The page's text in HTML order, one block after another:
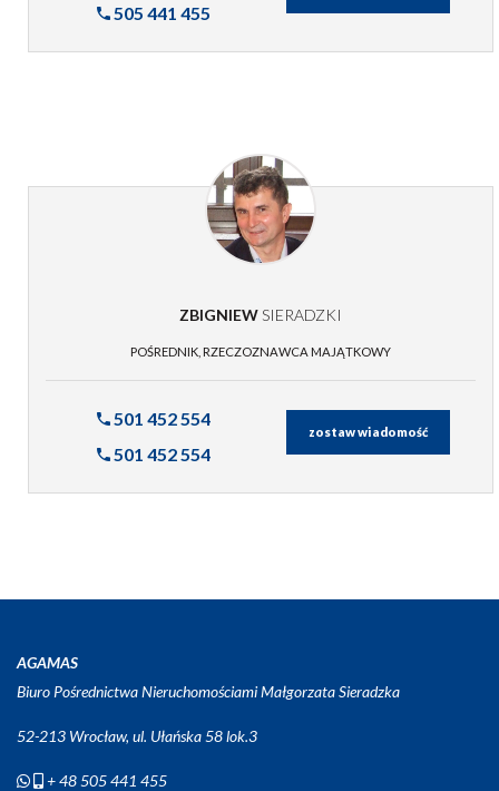
505 441 455
ZBIGNIEWSIERADZKI
POŚREDNIK, RZECZOZNAWCA MAJĄTKOWY
501 452 554
501 452 554
zostaw wiadomość
AGAMAS
Biuro Pośrednictwa Nieruchomościami Małgorzata Sieradzka
52-213 Wrocław, ul. Ułańska 58 lok.3
+ 48 505 441 455